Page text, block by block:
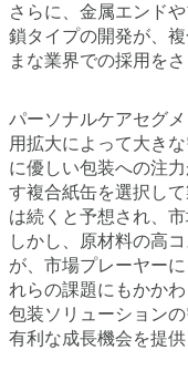
さらに、金属エンド
鎖タイプの開発が、
まな業界での採用を
パーソナルケアセグ
用拡大によって大き
に優しい包装への注
す複合紙缶を選択し
は続くと予想され、
しかし、原材料の高
が、市場プレーヤー
れらの課題にもかか
包装ソリューション
有利な成長機会を提供